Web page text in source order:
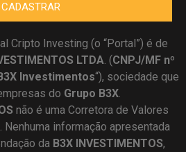
CADASTRAR
Cripto Investing (o “Portal”) é de
LTDA . (CNPJ/MF nº
Investimentos“), sociedade que
do Grupo B3X
não é uma Corretora de Valores
informação apresentada
da B3X INVESTIMENTOS,